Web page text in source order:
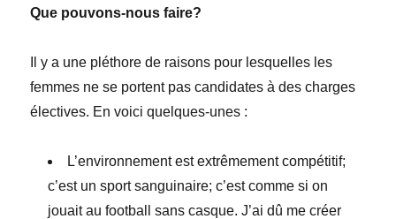
Que pouvons-nous faire?
Il y a une pléthore de raisons pour lesquelles les
femmes ne se portent pas candidates à des charges
électives. En voici quelques-unes :
L’environnement est extrêmement compétitif;
c’est un sport sanguinaire; c’est comme si on
jouait au football sans casque. J’ai dû me créer